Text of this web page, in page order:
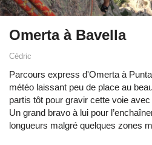
Omerta à Bavella
Cédric
Parcours express d'Omerta à
météo laissant peu de place au
partis tôt pour gravir cette voie
Un grand bravo à lui pour
longueurs malgré quelques zones